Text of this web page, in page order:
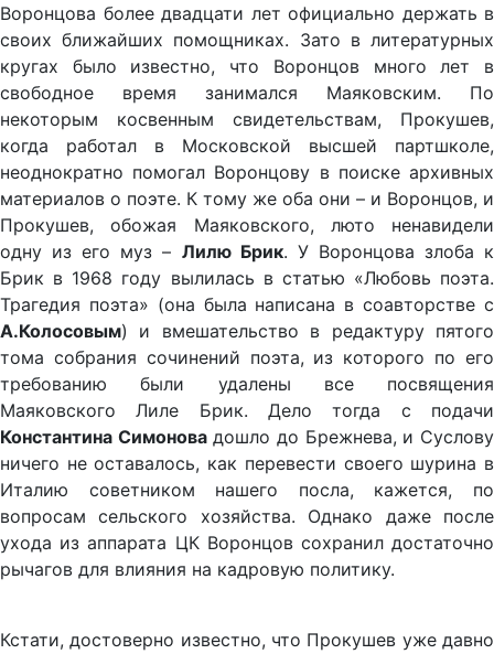
Воронцова более двадцати лет официально держать в
своих ближайших помощниках. Зато в литературных
кругах было известно, что Воронцов много лет в
свободное время занимался Маяковским. По
некоторым косвенным свидетельствам, Прокушев,
когда работал в Московской высшей партшколе,
неоднократно помогал Воронцову в поиске архивных
материалов о поэте. К тому же оба они – и Воронцов, и
Прокушев, обожая Маяковского, люто ненавидели
одну из его муз – Лилю Брик. У Воронцова злоба к
Брик в 1968 году вылилась в статью «Любовь поэта.
Трагедия поэта» (она была написана в соавторстве с
А.Колосовым) и вмешательство в редактуру пятого
тома собрания сочинений поэта, из которого по его
требованию были удалены все посвящения
Маяковского Лиле Брик. Дело тогда с подачи
Константина Симоновадошло до Брежнева, и Суслову
ничего не оставалось, как перевести своего шурина в
Италию советником нашего посла, кажется, по
вопросам сельского хозяйства. Однако даже после
ухода из аппарата ЦК Воронцов сохранил достаточно
рычагов для влияния на кадровую политику.
Кстати, достоверно известно, что Прокушев уже давно